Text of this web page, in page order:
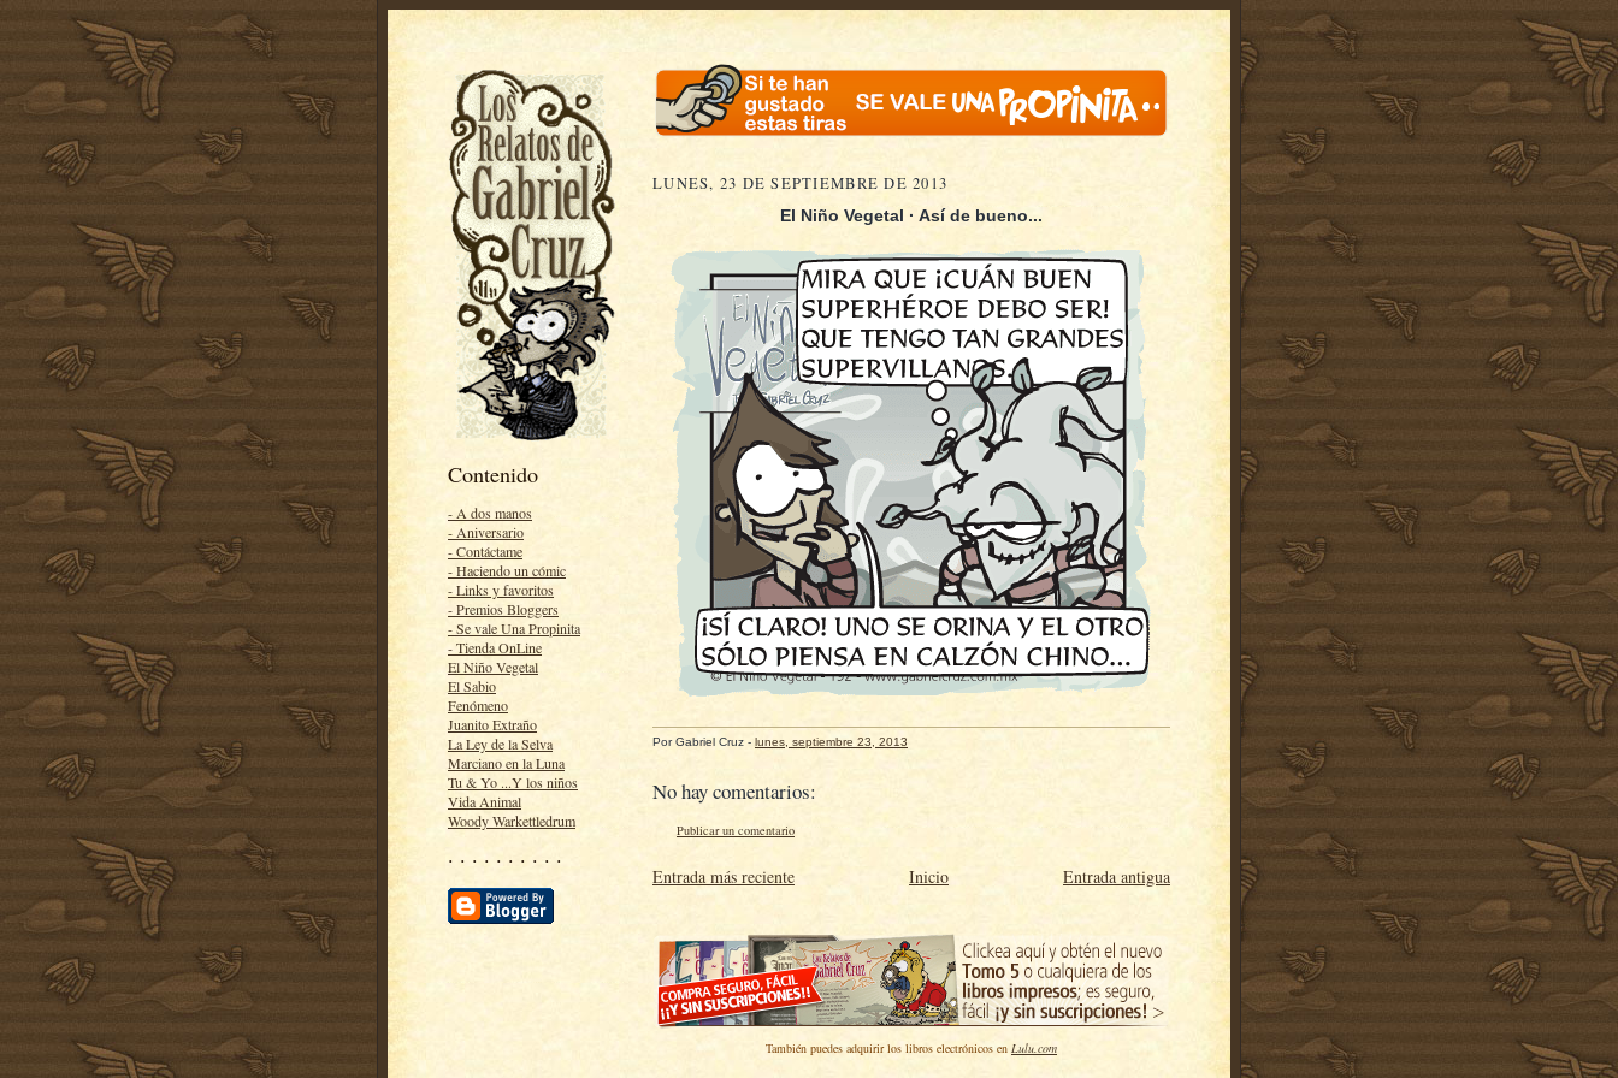
Contenido
- A dos manos
- Aniversario
- Contáctame
- Haciendo un cómic
- Links y favoritos
- Premios Bloggers
- Se vale Una Propinita
- Tienda OnLine
El Niño Vegetal
El Sabio
Fenómeno
Juanito Extraño
La Ley de la Selva
Marciano en la Luna
Tu & Yo ...Y los niños
Vida Animal
Woody Warkettledrum
· · · · · · · · · ·
LUNES, 23 DE SEPTIEMBRE DE 2013
El Niño Vegetal · Así de bueno...
PorGabriel Cruz - lunes, septiembre 23, 2013
No hay comentarios:
Publicar un comentario
Entrada más reciente Entrada antigua
Inicio
También puedes adquirir los libros electrónicos en Lulu.com